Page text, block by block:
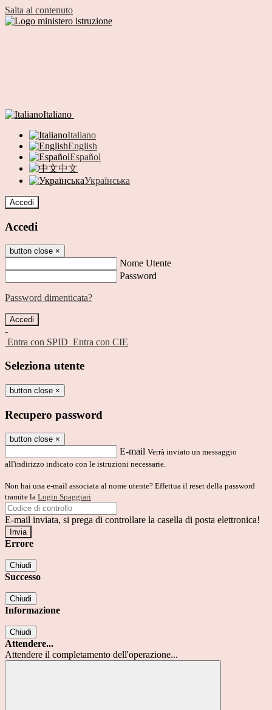
Salta al contenuto
Italiano
Italiano
English
Español
中文
Українська
Accedi
Accedi
button close ×
Nome Utente
Password
Password dimenticata?
-
Entra con SPID Entra con CIE
Seleziona utente
button close ×
Recupero password
button close ×
E-mail Verrà inviato un messaggio
all'indirizzo indicato con le istruzioni necessarie.
Non hai una e-mail associata al nome utente? Effettua il reset della password
tramite la Login Spaggiari
E-mail inviata, si prega di controllare la casella di posta elettronica!
Errore
Chiudi
Successo
Chiudi
Informazione
Chiudi
Attendere...
Attendere il completamento dell'operazione...